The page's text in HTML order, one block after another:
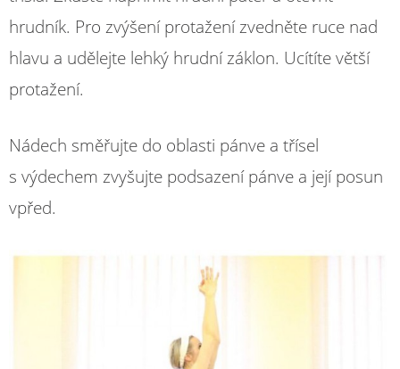
hrudník. Pro zvýšení protažení zvedněte ruce nad
hlavu a udělejte lehký hrudní záklon. Ucítíte větší
protažení.
Nádech směřujte do oblasti pánve a třísel
s výdechem zvyšujte podsazení pánve a její posun
vpřed.